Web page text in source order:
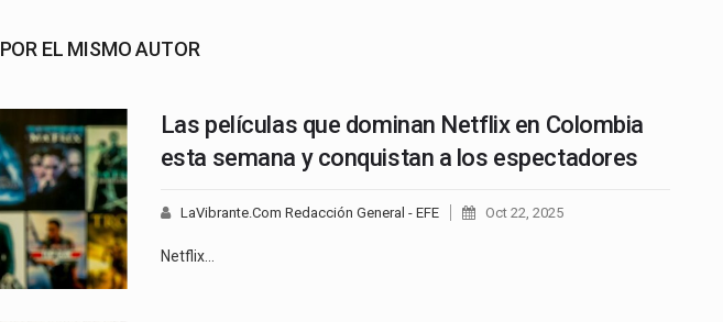
POR EL MISMO AUTOR
Las películas que dominan Netflix en Colombia
esta semana y conquistan a los espectadores
LaVibrante.Com Redacción General - EFE Oct 22, 2025
Netflix…